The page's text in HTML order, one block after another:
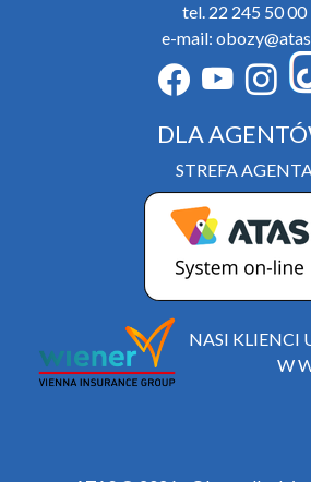
tel. 22 245 50 00
e-mail:
DLA
STREFA
NASI KLIENCI
W